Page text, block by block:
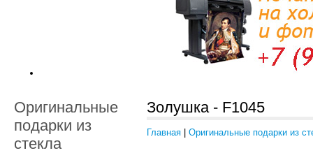
Оригинальные
подарки из
стекла
Золушка - F1045
Главная Оригинальные подарки из